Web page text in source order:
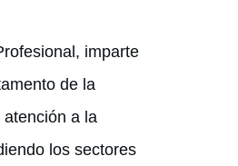
imparte
de la
a la
los sectores